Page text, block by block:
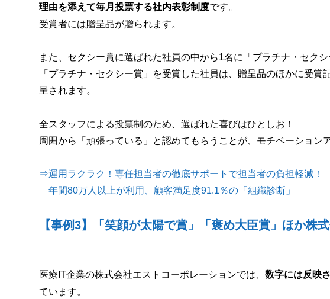
理由を添えて毎月投票する社内表彰制度です。
受賞者には贈呈品が贈られます。
また、セクシー賞に選ばれた社員の中から1名に「プラチナ・セクシ
「プラチナ・セクシー賞」を受賞した社員は、贈呈品のほかに受
呈されます。
全スタッフによる投票制のため、選ばれた喜びはひとしお！
周囲から「頑張っている」と認めてもらうことが、モチベーション
⇒運用ラクラク！専任担当者の徹底サポートで担当者の負担軽減！
年間80万人以上が利用、顧客満足度91.1％の「組織診断」
【事例3】「笑顔が太陽で賞」「褒め大臣賞」ほか株
医療IT企業の株式会社エストコーポレーションでは、 数字には反映
ています。